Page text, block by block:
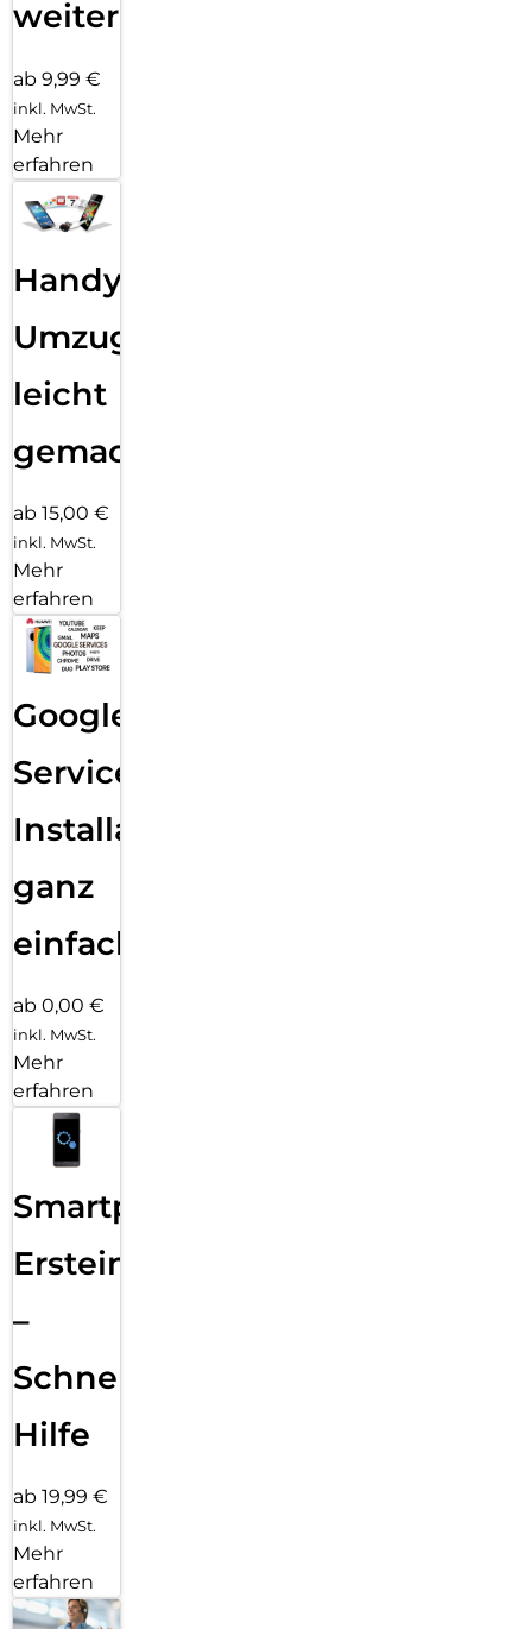
weiter
ab 9,99 €
inkl. MwSt.
Mehr
erfahren
Handy
Umzug
leicht
gemacht!
ab 15,00 €
inkl. MwSt.
Mehr
erfahren
Google
Services
Installation
ganz
einfach
ab 0,00 €
inkl. MwSt.
Mehr
erfahren
Smartphone
Ersteinrichtung
–
Schnelle
Hilfe
ab 19,99 €
inkl. MwSt.
Mehr
erfahren